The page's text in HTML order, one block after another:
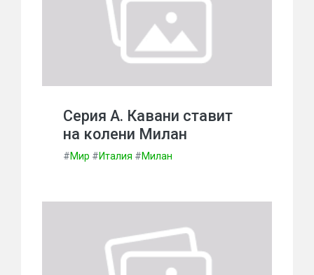
Серия А. Кавани ставит
на колени Милан
#Мир #Италия #Милан